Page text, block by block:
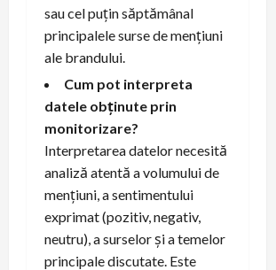
sau cel puțin săptămânal
principalele surse de mențiuni
ale brandului.
Cum pot interpreta
datele obținute prin
monitorizare?
Interpretarea datelor necesită
analiză atentă a volumului de
mențiuni, a sentimentului
exprimat (pozitiv, negativ,
neutru), a surselor și a temelor
principale discutate. Este